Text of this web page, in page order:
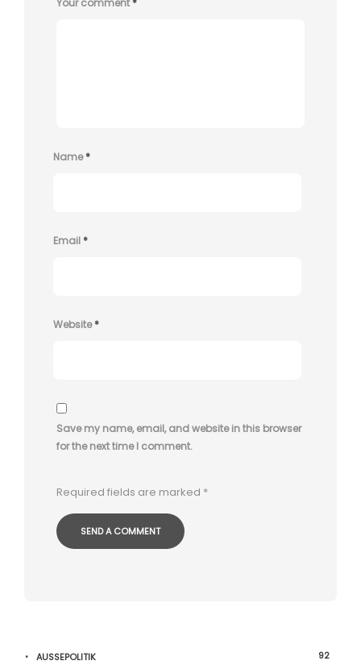
Your comment*
Name*
Email*
Website*
Save my name, email, and website in this browser
for the next time I comment.
Required fields are marked *
AUSSEPOLITIK 92